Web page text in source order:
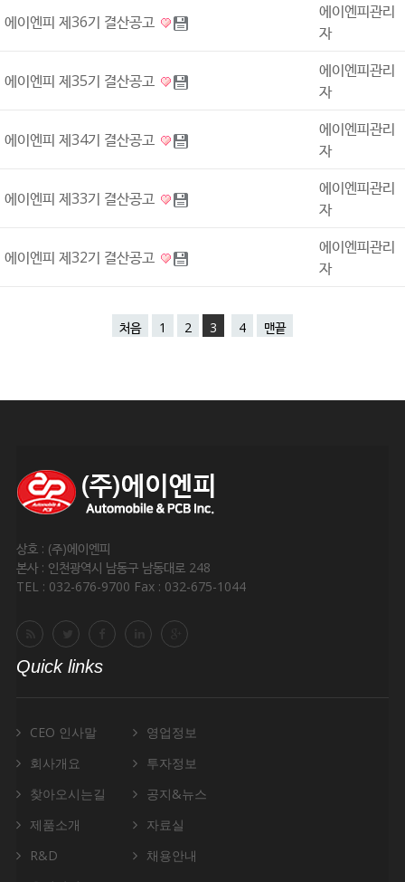
에이엔피 제36기 결산공고
에이엔피관리
자
에이엔피 제35기 결산공고
에이엔피관리
자
에이엔피 제34기 결산공고
에이엔피관리
자
에이엔피 제33기 결산공고
에이엔피관리
자
에이엔피 제32기 결산공고
에이엔피관리
자
처음 1 2 3 4 맨끝
상호 : (주)에이엔피
본사 : 인천광역시 남동구 남동대로 248
TEL : 032-676-9700 Fax : 032-675-1044
Quick links
CEO 인사말
회사개요
찾아오시는길
제품소개
R&D
영업정보
투자정보
공지&뉴스
자료실
채용안내